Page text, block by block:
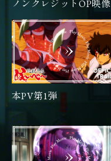
ノンクレジットOP映像
本PV第1弾